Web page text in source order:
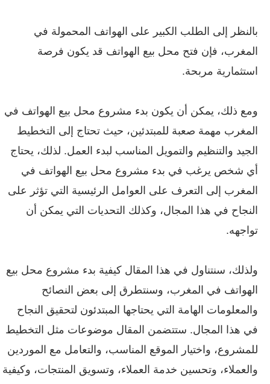
بالنظر إلى الطلب الكبير على الهواتف المحمولة في
المغرب، فإن فتح محل بيع الهواتف قد يكون فرصة
استثمارية مربحة.
ومع ذلك، يمكن أن يكون بدء مشروع محل بيع الهواتف في
المغرب مهمة صعبة للمبتدئين، حيث تحتاج إلى التخطيط
الجيد والتنظيم والتمويل المناسب لبدء العمل. لذلك، يحتاج
أي شخص يرغب في بدء مشروع محل بيع الهواتف في
المغرب إلى التعرف على العوامل الرئيسية التي تؤثر على
النجاح في هذا المجال، وكذلك التحديات التي يمكن أن
تواجهه.
ولذلك، سنتناول في هذا المقال كيفية بدء مشروع محل بيع
الهواتف في المغرب، وسنتطرق إلى بعض النصائح
والمعلومات الهامة التي يحتاجها المبتدئون لتحقيق النجاح
في هذا المجال. ستتضمن المقال موضوعات مثل التخطيط
للمشروع، واختيار الموقع المناسب، والتعامل مع الموردين
والعملاء، وتحسين خدمة العملاء، وتسويق المنتجات، وكيفية